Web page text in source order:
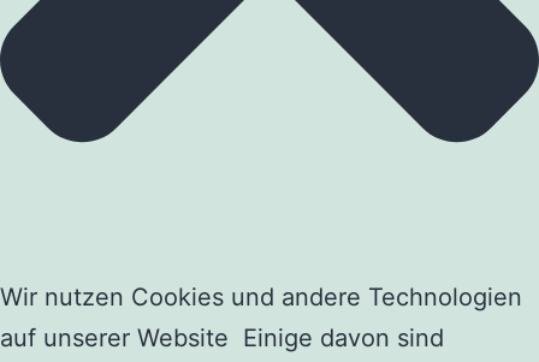
Wir nutzen Cookies und andere Technologien
auf unserer Website Einige davon sind